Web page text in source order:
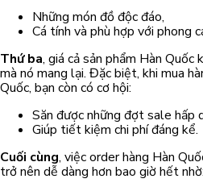
Những món đồ độc đáo,
Cá tính và phù hợp với phong
Thứ ba, giá cả sản phẩm Hàn
mà nó mang lại. Đặc biệt, khi mua
Quốc, bạn còn có cơ hội:
Săn được những đợt sale hấp
Giúp tiết kiệm chi phí đáng kể.
Cuối cùng, việc order hàng Hàn
trở nên dễ dàng hơn bao giờ hết nhờ: